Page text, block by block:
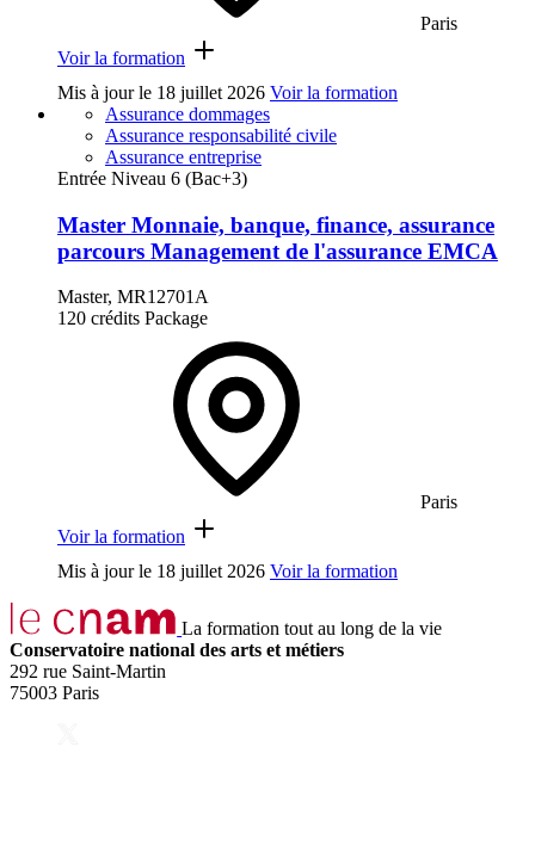
Paris
Voir la formation
Mis à jour le 18 juillet 2026 Voir la formation
Assurance dommages
Assurance responsabilité civile
Assurance entreprise
Entrée Niveau 6 (Bac+3)
Master Monnaie, banque, finance, assurance
parcours Management de l'assurance EMCA
Master, MR12701A
120 crédits Package
Paris
Voir la formation
Mis à jour le 18 juillet 2026 Voir la formation
La formation tout au long de la vie
Conservatoire national des arts et métiers
292 rue Saint-Martin
75003 Paris